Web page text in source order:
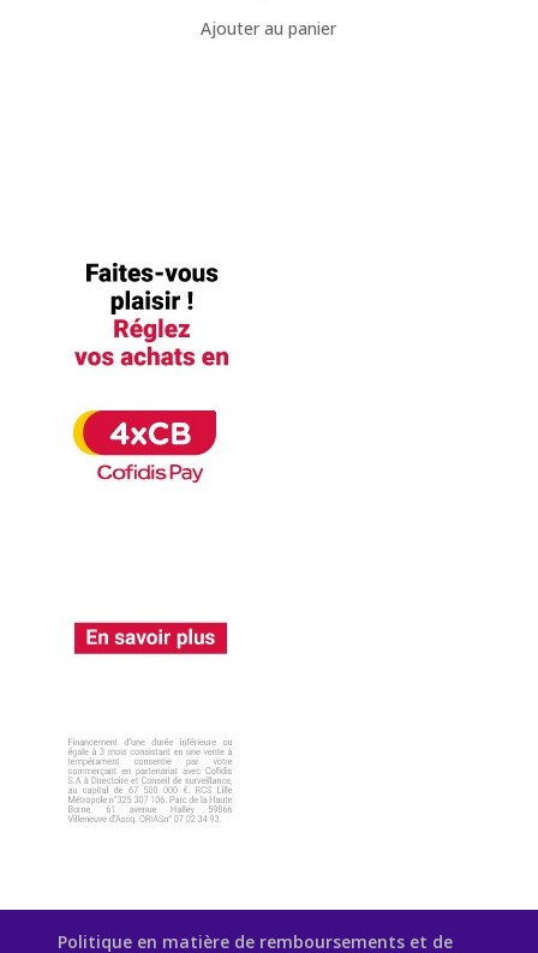
Ajouter au panier
Politique en matière de remboursements et de